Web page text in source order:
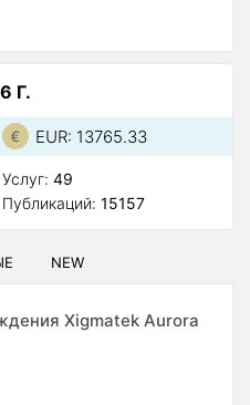
Г.
EUR: 13765.33
Услуг: 49
Публикаций: 15157
NEW
Xigmatek Aurora